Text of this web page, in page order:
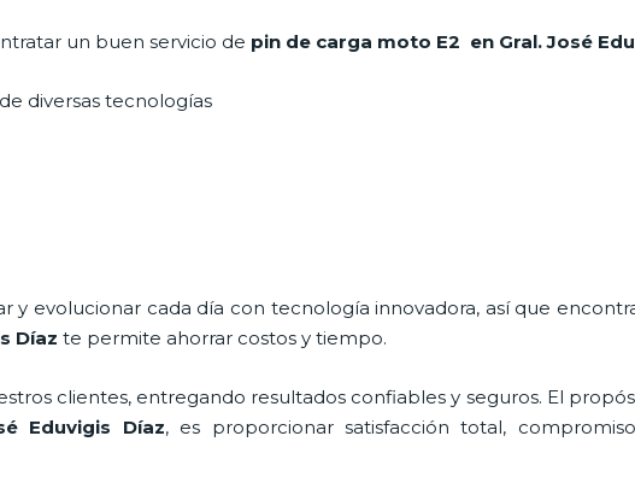
un buen servicio de pin de carga moto E2 en Gral. José
diversas tecnologías
y evolucionar cada día con tecnología innovadora, así que
Díaz te permite ahorrar costos y tiempo.
clientes, entregando resultados confiables y seguros. El
Eduvigis Díaz, es proporcionar satisfacción total,